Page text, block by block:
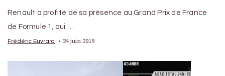
Renault a profité de sa présence au Grand Prix de France
de Formule 1, qui …
Frédéric Euvrard 24 juin 2019